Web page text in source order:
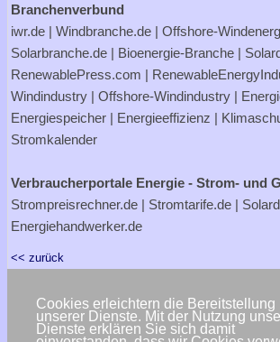
Cookies erleichtern die Bereitstellung
unserer Dienste. Mit der Nutzung
Dienste erklären Sie sich damit
Branchenverbund
iwr.de | Windbranche.de | Offshore-
Solarbranche.de | Bioenergie-Branche |
RenewablePress.com |
Windindustry | Offshore-Windindustry |
Energiespeicher | Energieeffizienz |
Stromkalender
Verbraucherportale Energie - Strom- und
Strompreisrechner.de | Stromtarife.de |
Energiehandwerker.de
<< zurück